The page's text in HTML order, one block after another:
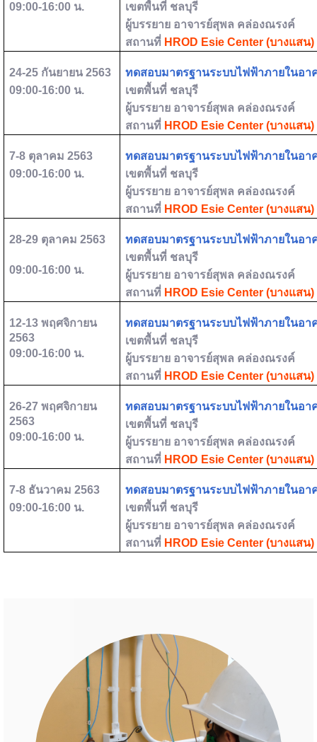
09:00-16:00 น.
เขตพื้นที่ ชลบุรี
ผู้บรรยาย อาจารย์สุพล คล่องณรงค์
สถานที่ HROD Esie Center (บางแสน)
24-25 กันยายน 2563
09:00-16:00 น.
ทดสอบมาตรฐานระบบไฟฟ้าภายในอา
เขตพื้นที่ ชลบุรี
ผู้บรรยาย อาจารย์สุพล คล่องณรงค์
สถานที่ HROD Esie Center (บางแสน)
7-8 ตุลาคม 2563
09:00-16:00 น.
ทดสอบมาตรฐานระบบไฟฟ้าภายในอา
เขตพื้นที่ ชลบุรี
ผู้บรรยาย อาจารย์สุพล คล่องณรงค์
สถานที่ HROD Esie Center (บางแสน)
28-29 ตุลาคม 2563
09:00-16:00 น.
ทดสอบมาตรฐานระบบไฟฟ้าภายในอา
เขตพื้นที่ ชลบุรี
ผู้บรรยาย อาจารย์สุพล คล่องณรงค์
สถานที่ HROD Esie Center (บางแสน)
12-13 พฤศจิกายน
2563
09:00-16:00 น.
ทดสอบมาตรฐานระบบไฟฟ้าภายในอา
เขตพื้นที่ ชลบุรี
ผู้บรรยาย อาจารย์สุพล คล่องณรงค์
สถานที่ HROD Esie Center (บางแสน)
26-27 พฤศจิกายน
2563
09:00-16:00 น.
ทดสอบมาตรฐานระบบไฟฟ้าภายในอา
เขตพื้นที่ ชลบุรี
ผู้บรรยาย อาจารย์สุพล คล่องณรงค์
สถานที่ HROD Esie Center (บางแสน)
7-8 ธันวาคม 2563
09:00-16:00 น.
ทดสอบมาตรฐานระบบไฟฟ้าภายในอา
เขตพื้นที่ ชลบุรี
ผู้บรรยาย อาจารย์สุพล คล่องณรงค์
สถานที่ HROD Esie Center (บางแสน)